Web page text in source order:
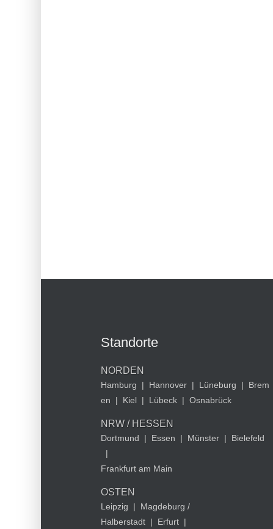
Standorte
NORDEN
Hamburg | Hannover | Lüneburg |
Brem
en
| Kiel | Lübeck | Osnabrück
NRW / HESSEN
Dortmund | Essen | Münster |
Bielefeld
|
Frankfurt am Main
OSTEN
Leipzig |
Magdeburg /
Halberstadt | Erfurt |